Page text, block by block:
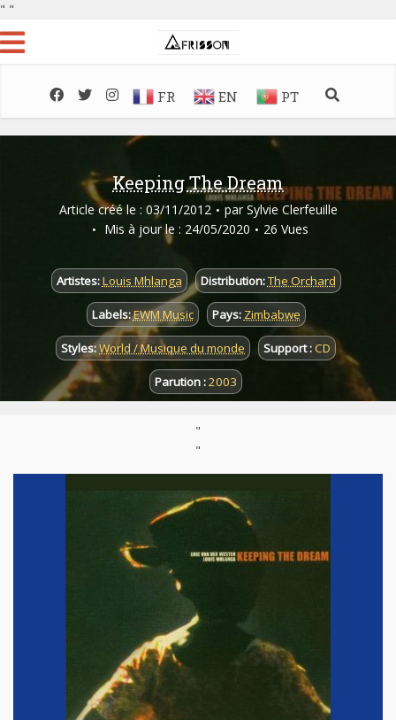
" "
FR EN PT
Keeping The Dream
Article créé le : 03/11/2012 par Sylvie Clerfeuille
Mis à jour le : 24/05/2020
26 Vues
Artistes:Louis Mhlanga Distribution:The Orchard
Labels:EWM Music Pays: Zimbabwe
Styles:World / Musique du monde Support :CD
Parution :2003
"
"